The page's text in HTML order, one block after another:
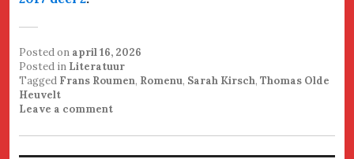
Posted on april 16, 2026
Posted in Literatuur
Tagged Frans Roumen, Romenu, Sarah Kirsch, Thomas Olde
Heuvelt
Leave a comment